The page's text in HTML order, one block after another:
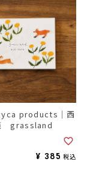
products｜西
grassland
¥ 385 税込